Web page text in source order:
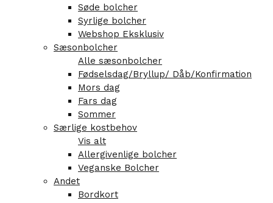
Søde bolcher
Syrlige bolcher
Webshop Eksklusiv
Sæsonbolcher
Alle sæsonbolcher
Fødselsdag/Bryllup/ Dåb/Konfirmation
Mors dag
Fars dag
Sommer
Særlige kostbehov
Vis alt
Allergivenlige bolcher
Veganske Bolcher
Andet
Bordkort